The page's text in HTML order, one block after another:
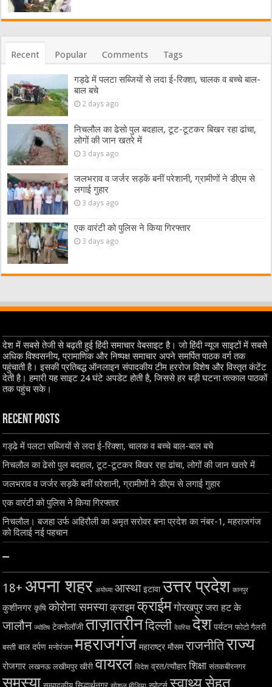
Recent Popular Comments Tags
गड्ढे में पलटा सब्जियों से लदा ई-रिक्शा, चालक व बच्चे बाल-
बाल बचे
2 days ago
निचलौल का ढेसो पुल बदहाल, टूट-टूटकर बिखर रहा ढांचा,
लोगों की जान खतरे में
3 days ago
जलभराव व जर्जर सड़कें बनीं परेशानी, ग्रामीणों ने डीएम से
लगाई गुहार
3 days ago
एक वारंटी को पुलिस ने किया गिरफ्तार
3 days ago
देश में सबसे तेजी से बढ़ती हुई हिंदी समाचार वेबसाइट है। जो हिंदी न्यूज साइटों में सबसे
अधिक विश्वसनीय, प्रामाणिक और निष्पक्ष समाचार अपने समर्पित पाठक वर्ग तक
पहुंचाती है। इसकी प्रतिबद्ध ऑनलाइन संपादकीय टीम हररोज विशेष और विस्तृत कंटेंट
देती है। हमारी यह साइट 24 घंटे अपडेट होती है, जिससे हर बड़ी घटना तत्काल पाठकों
तक पहुंच सके।
Recent Posts
गड्ढे में पलटा सब्जियों से लदा ई-रिक्शा, चालक व बच्चे बाल-बाल बचे
निचलौल का ढेसो पुल बदहाल, टूट-टूटकर बिखर रहा ढांचा, लोगों की जान खतरे में
जलभराव व जर्जर सड़कें बनीं परेशानी, ग्रामीणों ने डीएम से लगाई गुहार
एक वारंटी को पुलिस ने किया गिरफ्तार
निचलौल। बजहा उर्फ अहिरौली का अमृत सरोवर बना प्रदेश का नंबर-1, महराजगंज
को दिलाई नई पहचान
–
18+ अपना शहर अयोध्या आस्था इटावा उत्तर प्रदेश कानपुर
कुशीनगर कृषि कोरोना समस्या क्राइम क्राईम गोरखपुर जरा हट के
जालौन ज्योतिष टेक्नोलॉजी ताज़ातरीनदिल्ली देवरिया देश पर्यटन फोटो गैलरी
बस्ती बाल दर्पण मनोरंजन महराजगंज महाराष्ट्र मौसम राजनीतिराज्य
रोजगार लखनऊ लखीमपुर खीरी वायरल विदेश व्रत/त्यौहार शिक्षा संतकबीरनगर
समस्या स्वाथ्य सेहत